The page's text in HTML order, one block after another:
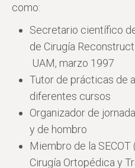
como:
Secretario científico
de Cirugía
UAM, marzo 1997
Tutor de prácticas de
diferentes cursos
Organizador de
y de hombro
Miembro de la SECOT
Cirugía Ortopédica y